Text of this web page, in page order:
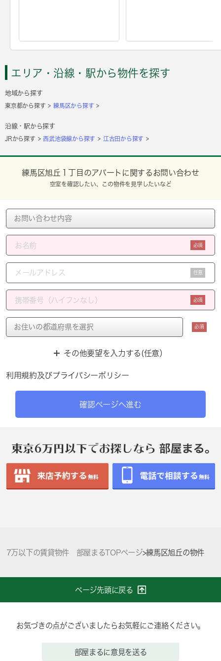
エリア・沿線・駅から物件を探す
地域から探す
東京都から探す 練馬区から探す
沿線・駅から探す
JRから探す 西武池袋線から探す 江古田から探す
練馬区旭丘１丁目のアパートに関するお問い合わせ
空室を確認したい、この物件を見学したいなど
必須
任意
必須
必須
その他要望を入力する(任意）
利用規約及びプライバシーポリシー
確認ページへ進む
7万以下の賃貸物件 部屋まるTOPページ>練馬区旭丘の物件
ページ先頭に戻る
お気づきの点がございましたらお気軽にご連絡ください。
部屋まるに意見を送る